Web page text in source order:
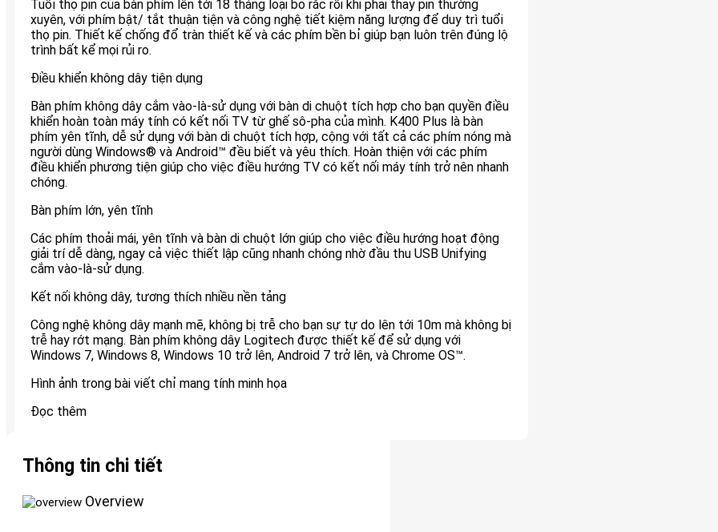
Tuổi thọ pin của bàn phím lên tới 18 tháng loại bỏ rắc rối khi phải thay pin thường
xuyên, với phím bật/ tắt thuận tiện và công nghệ tiết kiệm năng lượng để duy trì tuổi
thọ pin. Thiết kế chống đổ tràn thiết kế và các phím bền bỉ giúp bạn luôn trên đúng lộ
trình bất kể mọi rủi ro.
Điều khiển không dây tiện dụng
Bàn phím không dây cắm vào-là-sử dụng với bàn di chuột tích hợp cho bạn quyền điều
khiển hoàn toàn máy tính có kết nối TV từ ghế sô-pha của mình. K400 Plus là bàn
phím yên tĩnh, dễ sử dụng với bàn di chuột tích hợp, cộng với tất cả các phím nóng mà
người dùng Windows® và Android™ đều biết và yêu thích. Hoàn thiện với các phím
điều khiển phương tiện giúp cho việc điều hướng TV có kết nối máy tính trở nên nhanh
chóng.
Bàn phím lớn, yên tĩnh
Các phím thoải mái, yên tĩnh và bàn di chuột lớn giúp cho việc điều hướng hoạt động
giải trí dễ dàng, ngay cả việc thiết lập cũng nhanh chóng nhờ đầu thu USB Unifying
cắm vào-là-sử dụng.
Kết nối không dây, tương thích nhiều nền tảng
Công nghệ không dây mạnh mẽ, không bị trễ cho bạn sự tự do lên tới 10m mà không bị
trễ hay rớt mạng. Bàn phím không dây Logitech được thiết kế để sử dụng với
Windows 7, Windows 8, Windows 10 trở lên, Android 7 trở lên, và Chrome OS™.
Hình ảnh trong bài viết chỉ mang tính minh họa
Đọc thêm
Thông tin chi tiết
Overview